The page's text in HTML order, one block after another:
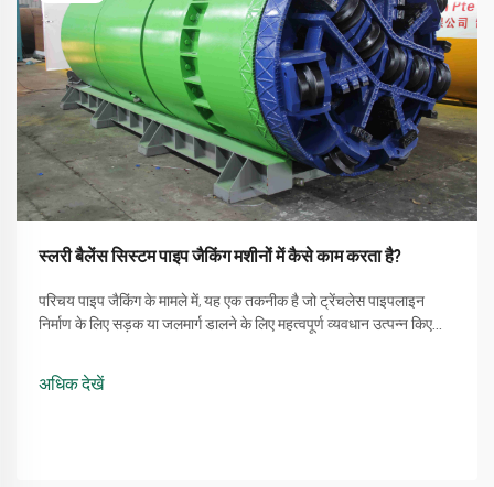
स्लरी बैलेंस सिस्टम पाइप जैकिंग मशीनों में कैसे काम करता है?
परिचय पाइप जैकिंग के मामले में, यह एक तकनीक है जो ट्रेंचलेस पाइपलाइन
निर्माण के लिए सड़क या जलमार्ग डालने के लिए महत्वपूर्ण व्यवधान उत्पन्न किए
विधि को शामिल करती है ...
अधिक देखें